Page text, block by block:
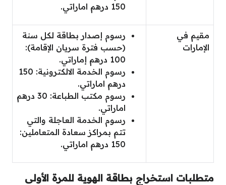
150 درهم اماراتي.
مقيم في
الإمارات
رسوم إصدار بطاقة لكل سنة
(حسب فترة سريان الإقامة):
100 درهم إماراتي.
رسوم الخدمة الالكترونية: 150
درهم اماراتي.
رسوم مكتب الطباعة: 30 درهم
اماراتي.
رسوم الخدمة العاجلة والتي
تتم بمراكز سعادة المتعاملين:
150 درهم اماراتي.
متطلبات استخراج بطاقة الهوية للمرة الأولى